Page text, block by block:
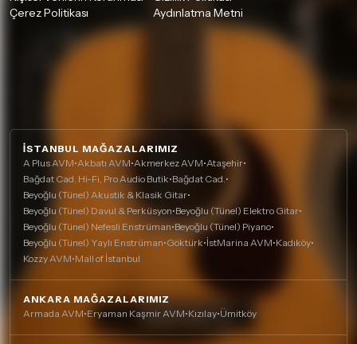
Çerez Politikası
Aydınlatma Metni
İSTANBUL MAĞAZALARIMIZ
A Plus AVM•Akbatı AVM•Akmerkez AVM•Ataşehir•
Bağdat Cad. Hi-Fi, Pro Audio Butik•Bağdat Cad.•
Beyoğlu (Tünel) Akustik & Klasik Gitar•
Beyoğlu (Tünel) Davul & Perküsyon•Beyoğlu (Tünel) Elektro Gitar•
Beyoğlu (Tünel) Nefesli Enstrüman•Beyoğlu (Tünel) Piyano•
Beyoğlu (Tünel) Yaylı Enstrüman•Göktürk•İstMarina AVM•Kadıköy•
Kozzy AVM•Mall of İstanbul
ANKARA MAĞAZALARIMIZ
Armada AVM•Eryaman Kaşmir AVM•Kızılay•Ümitköy